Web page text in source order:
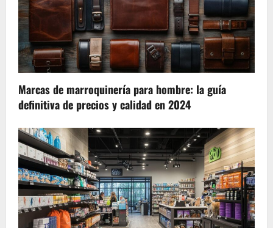
Marcas de marroquinería para hombre: la guía
definitiva de precios y calidad en 2024